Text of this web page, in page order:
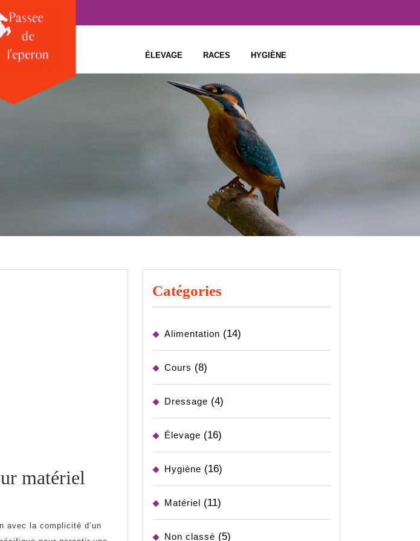
ÉLEVAGE RACES HYGIÈNE
matériel
Catégories
Alimentation (14)
Cours (8)
Dressage (4)
Élevage (16)
Hygiène (16)
Matériel (11)
Non classé (5)